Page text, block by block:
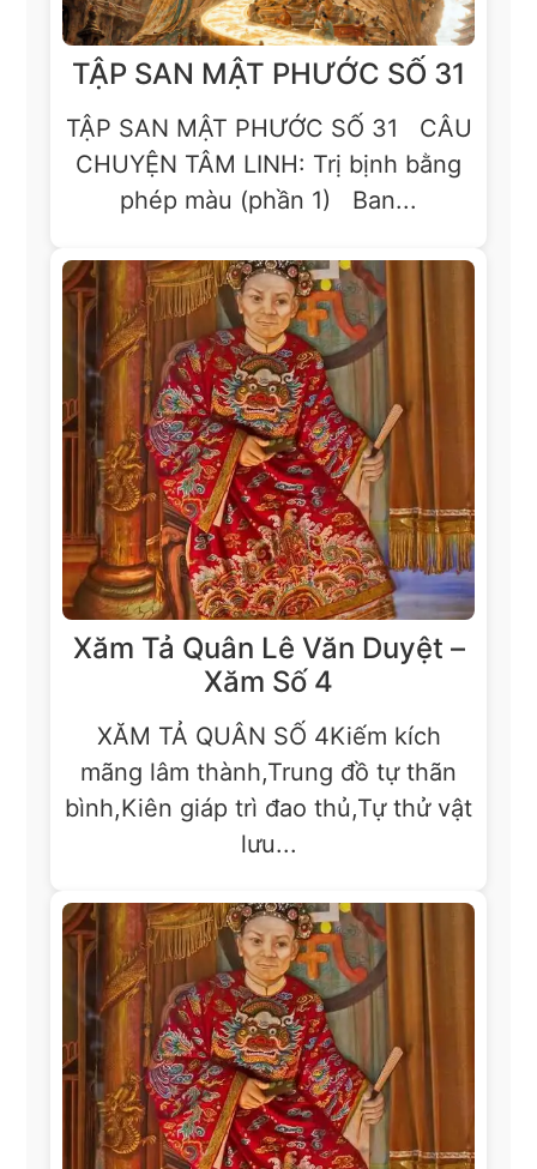
TẬP SAN MẬT PHƯỚC SỐ 31
TẬP SAN MẬT PHƯỚC SỐ 31 CÂU
CHUYỆN TÂM LINH: Trị bịnh bằng
phép màu (phần 1) Ban...
Xăm Tả Quân Lê Văn Duyệt –
Xăm Số 4
XĂM TẢ QUÂN SỐ 4Kiếm kích
mãng lâm thành,Trung đồ tự thãn
bình,Kiên giáp trì đao thủ,Tự thử vật
lưu...